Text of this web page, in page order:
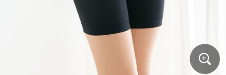
ジュニア・ティーンズ下着
大きいサイズ レディース服
大きいサイズ レディース下着
大きいサイズ レディース下着
シークレットセール
商品カテゴリ一覧
カタログ・チラシからのご注文